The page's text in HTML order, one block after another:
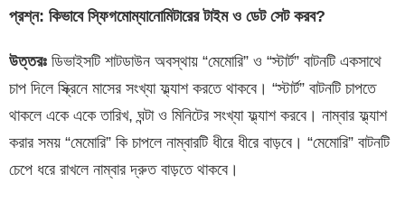
প্রশ্ন: কিভাবে স্ফিগমোম্যানোমিটারের টাইম ও ডেট সেট করব?
উত্তরঃ ডিভাইসটি শাটডাউন অবস্থায় “মেমোরি” ও “স্টার্ট” বাটনটি একসাথে
চাপ দিলে স্ক্রিনে মাসের সংখ্যা ফ্ল্যাশ করতে থাকবে। “স্টার্ট” বাটনটি চাপতে
থাকলে একে একে তারিখ, ঘন্টা ও মিনিটের সংখ্যা ফ্ল্যাশ করবে। নাম্বার ফ্ল্যাশ
করার সময় “মেমোরি” কি চাপলে নাম্বারটি ধীরে ধীরে বাড়বে। “মেমোরি” বাটনটি
চেপে ধরে রাখলে নাম্বার দ্রুত বাড়তে থাকবে।